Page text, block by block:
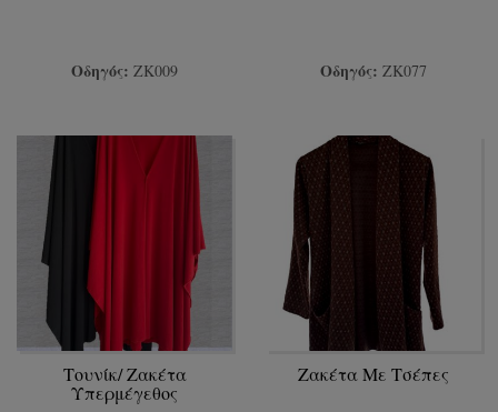
Οδηγός: ΖΚ009 Οδηγός: ΖΚ077
Τουνίκ/ Ζακέτα
Υπερμέγεθος
Ζακέτα Με Τσέπες